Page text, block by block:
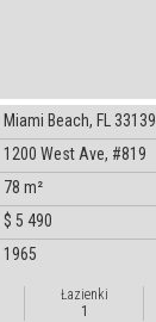
Miami Beach, FL 33139
1200 West Ave, #819
78 m²
$ 5 490
1965
Łazienki
1